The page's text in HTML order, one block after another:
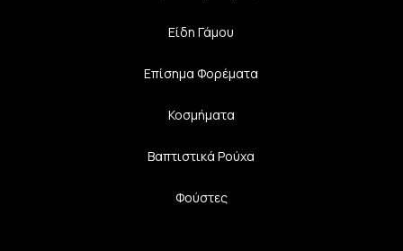
Είδη Γάμου
Επίσημα Φορέματα
Κοσμήματα
Βαπτιστικά Ρούχα
Φούστες